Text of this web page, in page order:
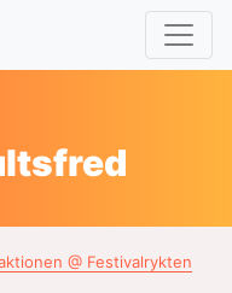
@ Festivalrykten